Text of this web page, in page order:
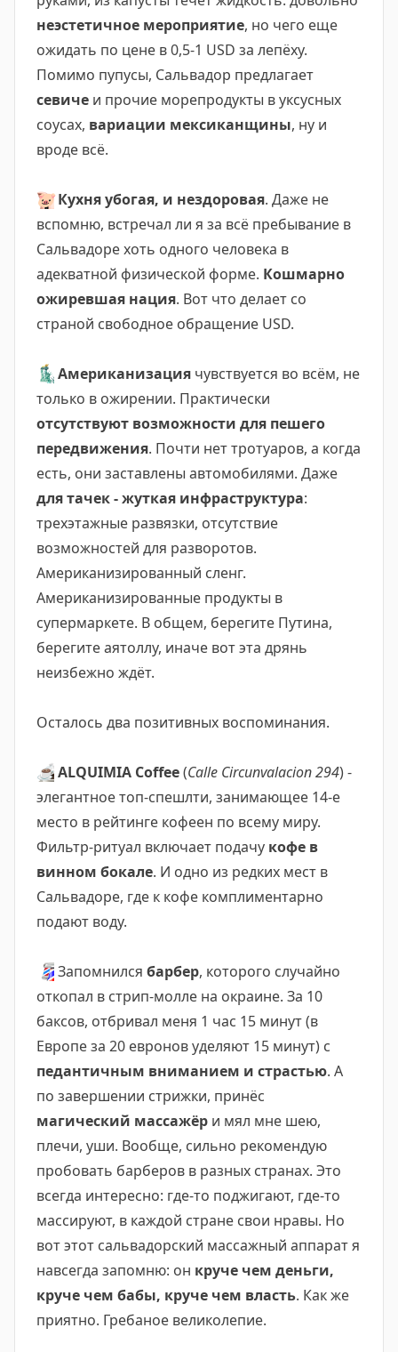
неэстетичное мероприятие, но чего еще
ожидать по цене в 0,5-1 USD за лепёху.
Помимо пупусы, Сальвадор предлагает
севиче и прочие морепродукты в уксусных
соусах, вариации мексиканщины, ну и
вроде всё.
🐷 Кухня убогая, и нездоровая. Даже не
вспомню, встречал ли я за всё пребывание в
Сальвадоре хоть одного человека в
адекватной физической форме. Кошмарно
ожиревшая нация. Вот что делает со
страной свободное обращение USD.
🗽Американизация чувствуется во всём, не
только в ожирении. Практически
отсутствуют возможности для пешего
передвижения. Почти нет тротуаров, а когда
есть, они заставлены автомобилями. Даже
для тачек - жуткая инфраструктура:
трехэтажные развязки, отсутствие
возможностей для разворотов.
Американизированный сленг.
Американизированные продукты в
супермаркете. В общем, берегите Путина,
берегите аятоллу, иначе вот эта дрянь
неизбежно ждёт.
Осталось два позитивных воспоминания.
☕️ALQUIMIA Coffee(Calle Circunvalacion 294) -
элегантное топ-спешлти, занимающее 14-е
место в рейтинге кофеен по всему миру.
Фильтр-ритуал включает подачу кофе в
винном бокале. И одно из редких мест в
Сальвадоре, где к кофе комплиментарно
подают воду.
💈Запомнился барбер, которого случайно
откопал в стрип-молле на окраине. За 10
баксов, отбривал меня 1 час 15 минут (в
Европе за 20 евронов уделяют 15 минут) с
педантичным вниманием и страстью. А
по завершении стрижки, принёс
магический массажёр и мял мне шею,
плечи, уши. Вообще, сильно рекомендую
пробовать барберов в разных странах. Это
всегда интересно: где-то поджигают, где-то
массируют, в каждой стране свои нравы. Но
вот этот сальвадорский массажный аппарат я
навсегда запомню: он круче чем деньги,
круче чем бабы, круче чем власть. Как же
приятно. Гребаное великолепие.